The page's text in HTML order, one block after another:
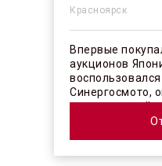
Красноярск
Впервые
аукционов
Синергосмото,
коллектив
профессионалы